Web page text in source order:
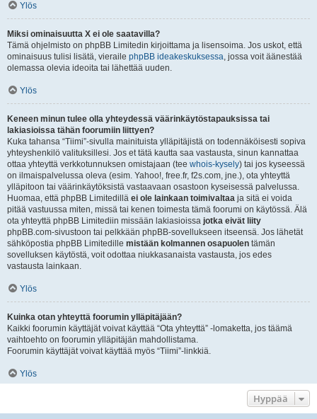
Ylös
Miksi ominaisuutta X ei ole saatavilla?
Tämä ohjelmisto on phpBB Limitedin kirjoittama ja lisensoima. Jos uskot, että
ominaisuus tulisi lisätä, vieraile phpBB ideakeskuksessa, jossa voit äänestää
olemassa olevia ideoita tai lähettää uuden.
Ylös
Keneen minun tulee olla yhteydessä väärinkäytöstapauksissa tai
lakiasioissa tähän foorumiin liittyen?
Kuka tahansa “Tiimi”-sivulla mainituista ylläpitäjistä on todennäköisesti sopiva
yhteyshenkilö valituksillesi. Jos et tätä kautta saa vastausta, sinun kannattaa
ottaa yhteyttä verkkotunnuksen omistajaan (tee whois-kysely) tai jos kyseessä
on ilmaispalvelussa oleva (esim. Yahoo!, free.fr, f2s.com, jne.), ota yhteyttä
ylläpitoon tai väärinkäytöksistä vastaavaan osastoon kyseisessä palvelussa.
Huomaa, että phpBB Limitedillä ei ole lainkaan toimivaltaa ja sitä ei voida
pitää vastuussa miten, missä tai kenen toimesta tämä foorumi on käytössä. Älä
ota yhteyttä phpBB Limitediin missään lakiasioissa jotka eivät liity
phpBB.com-sivustoon tai pelkkään phpBB-sovellukseen itseensä. Jos lähetät
sähköpostia phpBB Limitedille mistään kolmannen osapuolen tämän
sovelluksen käytöstä, voit odottaa niukkasanaista vastausta, jos edes
vastausta lainkaan.
Ylös
Kuinka otan yhteyttä foorumin ylläpitäjään?
Kaikki foorumin käyttäjät voivat käyttää “Ota yhteyttä” -lomaketta, jos täämä
vaihtoehto on foorumin ylläpitäjän mahdollistama.
Foorumin käyttäjät voivat käyttää myös “Tiimi”-linkkiä.
Ylös
Hyppää